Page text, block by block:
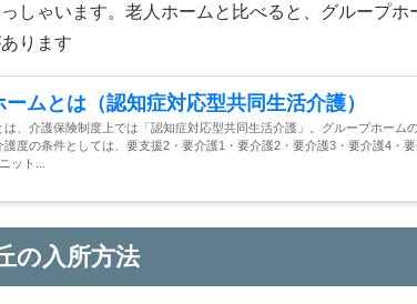
しゃいます。老人ホームと比べると、グループ
ります
ームとは（認知症対応型共同生活介護）
は、介護保険制度上では「認知症対応型共同生活介護」。グループホー
護度の条件としては、要支援2・要介護1・要介護2・要介護3・要介護4・
ット...
の入所方法